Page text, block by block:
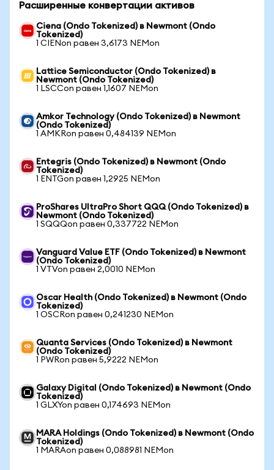
Расширенные конвертации активов
Ciena (Ondo Tokenized) в Newmont (Ondo
Tokenized)
1 CIENon равен 3,6173 NEMon
Lattice Semiconductor (Ondo Tokenized) в
Newmont (Ondo Tokenized)
1 LSCCon равен 1,1607 NEMon
Amkor Technology (Ondo Tokenized) в Newmont
(Ondo Tokenized)
1 AMKRon равен 0,484139 NEMon
Entegris (Ondo Tokenized) в Newmont (Ondo
Tokenized)
1 ENTGon равен 1,2925 NEMon
ProShares UltraPro Short QQQ (Ondo Tokenized) в
Newmont (Ondo Tokenized)
1 SQQQon равен 0,337722 NEMon
Vanguard Value ETF (Ondo Tokenized) в Newmont
(Ondo Tokenized)
1 VTVon равен 2,0010 NEMon
Oscar Health (Ondo Tokenized) в Newmont (Ondo
Tokenized)
1 OSCRon равен 0,241230 NEMon
Quanta Services (Ondo Tokenized) в Newmont
(Ondo Tokenized)
1 PWRon равен 5,9222 NEMon
Galaxy Digital (Ondo Tokenized) в Newmont (Ondo
Tokenized)
1 GLXYon равен 0,174693 NEMon
MARA Holdings (Ondo Tokenized) в Newmont (Ondo
Tokenized)
1 MARAon равен 0,088981 NEMon